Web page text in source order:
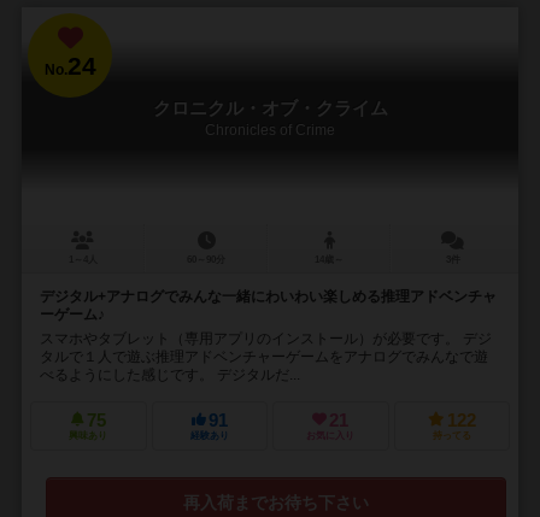
No.24
クロニクル・オブ・クライム
Chronicles of Crime
デジタル+アナログでみんな一緒にわいわい楽しめる推理アドベンチャ
ーゲーム♪
スマホやタブレット（専用アプリのインストール）が必要です。 デジ
タルで１人で遊ぶ推理アドベンチャーゲームをアナログでみんなで遊
べるようにした感じです。 デジタルだ...
75
興味あり
91
経験あり
21
お気に入り
122
持ってる
再入荷までお待ち下さい